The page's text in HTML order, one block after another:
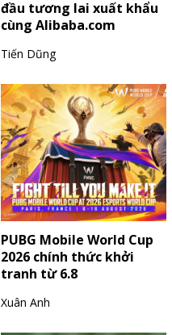
đầu tương lai xuất khẩu
cùng Alibaba.com
Tiến Dũng
PUBG Mobile World Cup
2026 chính thức khởi
tranh từ 6.8
Xuân Anh